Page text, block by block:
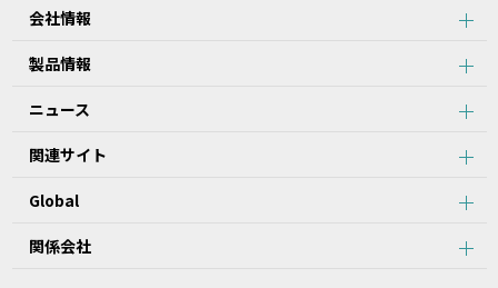
1.本データ等について、当該製品を購入されたお客様以外からのお
問い合わせにはお応えできない場合がありますことをご了承くださ
2.本サービスでは、すべての製品の本データ等を提供しているわけ
当該製品につき本データ等をご提供できない場合がありますので、
3.取扱説明書に記載の安全上のご注意は、本データ等が制作された
4.製品には、取扱説明書を補足するために、取扱説明書以外の印刷
を提供していません。
会社情報
製品情報
ニュース
関連サイト
Global
関係会社